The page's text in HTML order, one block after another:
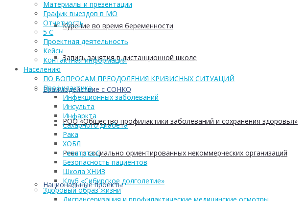
Курение во время беременности
Запись занятия в дистанционной школе
Взаимодействие с СОНКО
РОО «Общество профилактики заболеваний и сохранения здоровья»
Реестр социально ориентированных некоммерческих организаций
Национальные проекты
Материалы и презентации
График выездов в МО
Отчетность
5 С
Проектная деятельность
Кейсы
Контактная информация
Населению
ПО ВОПРОСАМ ПРЕОДОЛЕНИЯ КРИЗИСНЫХ СИТУАЦИЙ
Профилактика
Инфекционных заболеваний
Инсульта
Инфаркта
Сахарного диабета
Рака
ХОБЛ
Гепатита С
Безопасность пациентов
Школа ХНИЗ
Клуб «Сибирское долголетие»
Здоровый образ жизни